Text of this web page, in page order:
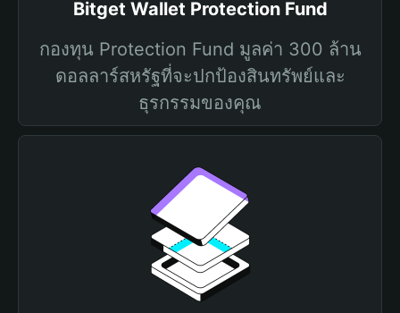
Bitget Wallet Protection Fund
กองทุน Protection Fund มูลค่า 300 ล้าน
ดอลลาร์สหรัฐที่จะปกป้องสินทรัพย์และ
ธุรกรรมของคุณ